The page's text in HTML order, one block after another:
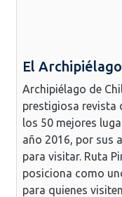
El
Archipiélago de
prestigiosa revista
los 50 mejores
año 2016, por sus
para visitar. Ruta
posiciona como
para quienes